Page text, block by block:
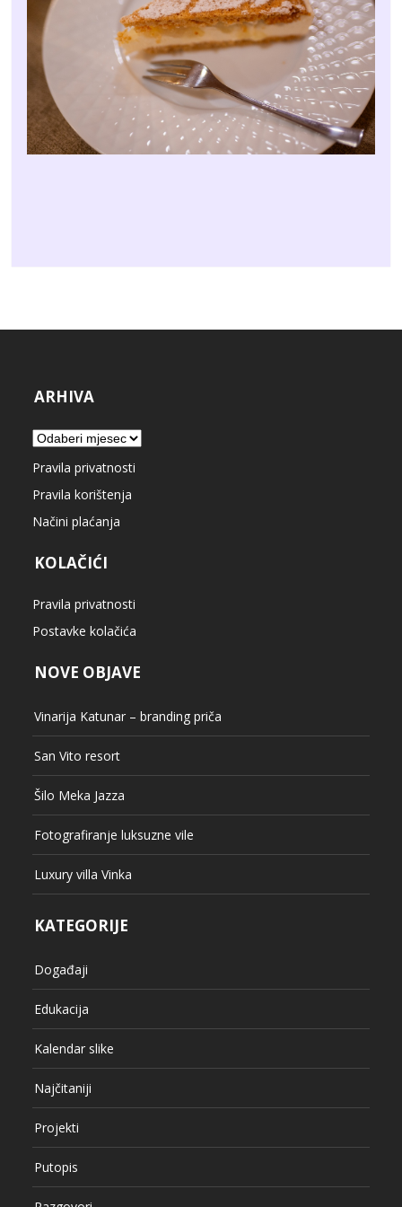
ARHIVA
Arhiva
Pravila privatnosti
Pravila korištenja
Načini plaćanja
KOLAČIĆI
Pravila privatnosti
Postavke kolačića
NOVE OBJAVE
Vinarija Katunar – branding priča
San Vito resort
Šilo Meka Jazza
Fotografiranje luksuzne vile
Luxury villa Vinka
KATEGORIJE
Događaji
Edukacija
Kalendar slike
Najčitaniji
Projekti
Putopis